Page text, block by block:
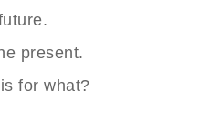
present.
for what?